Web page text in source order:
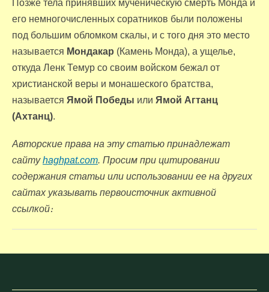
Позже тела принявших мученическую смерть Монда и
его немногочисленных соратников были положены
под большим обломком скалы, и с того дня это место
называется Мондакар (Камень Монда), а ущелье,
откуда Ленк Темур со своим войском бежал от
христианской веры и монашеского братства,
называется Ямой Победы или Ямой Агтанц
(Ахтанц).
Авторские права на эту статью принадлежат
сайтуhaghpat.com. Просим при цитировании
содержания статьи или использовании ее на других
сайтах указывать первоисточник активной
ссылкой։